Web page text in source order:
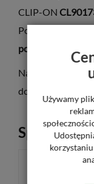
CLIP-ON
Posiadają
polaryzacyjnym
Nakładka
dodatkową
Sposób
Używamy